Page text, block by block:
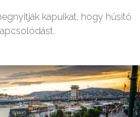
kapuikat, hogy hűsítő